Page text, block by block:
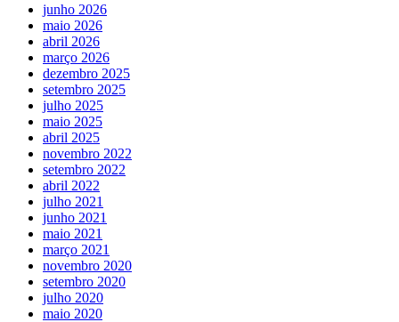
junho 2026
maio 2026
abril 2026
março 2026
dezembro 2025
setembro 2025
julho 2025
maio 2025
abril 2025
novembro 2022
setembro 2022
abril 2022
julho 2021
junho 2021
maio 2021
março 2021
novembro 2020
setembro 2020
julho 2020
maio 2020